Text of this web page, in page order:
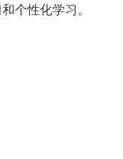
个性化学习。